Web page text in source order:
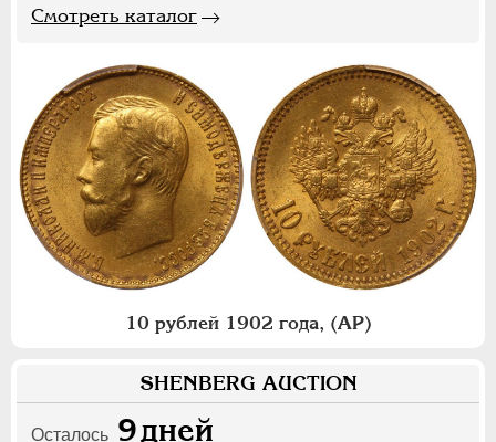
Смотреть каталог
10 рублей 1902 года, (АР)
SHENBERG AUCTION
Осталось 9дней